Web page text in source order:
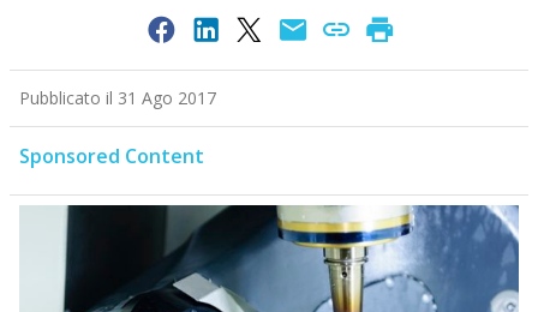
Pubblicato il 31 Ago 2017
Sponsored Content